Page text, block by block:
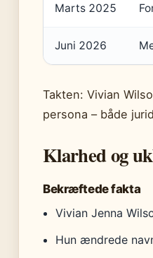
Marts 2025
Juni 2026
Takten: Vivian
persona – både
Klarhed og
Bekræftede fakta
Vivian Jenna
Hun ændrede